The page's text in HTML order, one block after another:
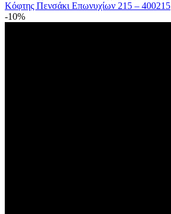
Κόφτης Πενσάκι Επωνυχίων 215 – 400215
-10%